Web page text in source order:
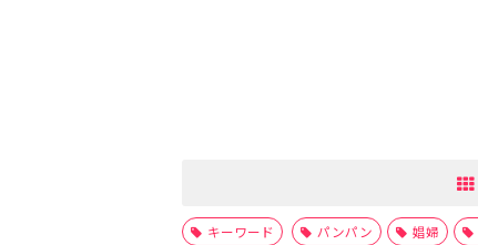
キーワード パンパン 娼婦